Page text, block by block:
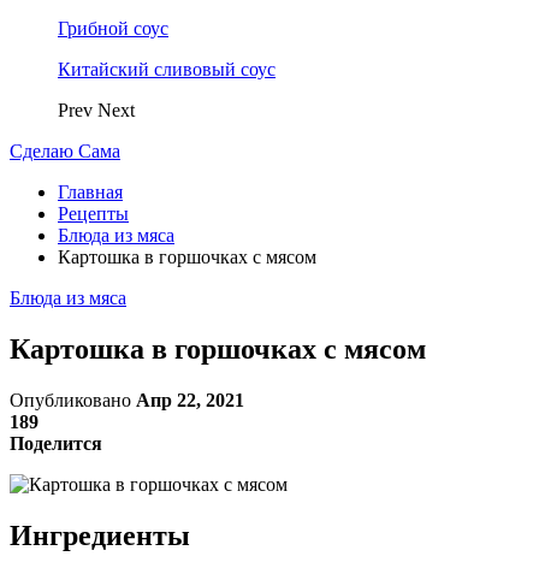
Грибной соус
Китайский сливовый соус
Prev Next
Сделаю Сама
Главная
Рецепты
Блюда из мяса
Картошка в горшочках с мясом
Блюда из мяса
Картошка в горшочках с мясом
Опубликовано Апр 22, 2021
189
Поделится
Ингредиенты